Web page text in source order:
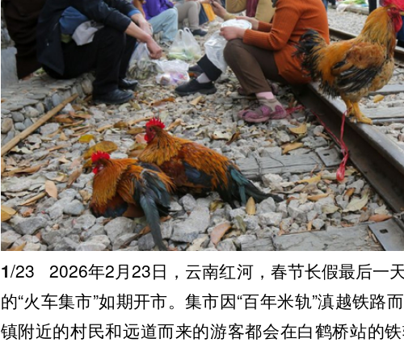
1/23
2026年2月23日，云南红河，春节长假最后一
的“火车集市”如期开市。集市因“百年米轨”滇越铁路
镇附近的村民和远道而来的游客都会在白鹤桥站的